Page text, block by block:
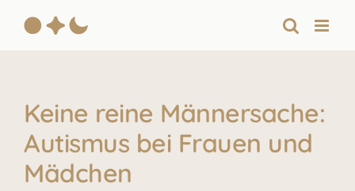
Inhalt
Keine reine Männersache:
Autismus bei Frauen und
Mädchen